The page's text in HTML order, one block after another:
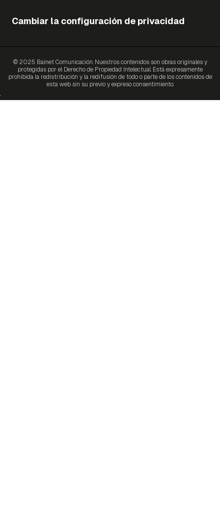
Cambiar la configuración de privacidad
© 2025 Bainet Comunicación. Nuestros contenidos son obras originales y
protegidas por el Derecho de Propiedad Intelectual. Está expresamente
prohibida la redistribución y la redifusión de todo o parte de los contenidos de
esta web sin su previo y expreso consentimiento.